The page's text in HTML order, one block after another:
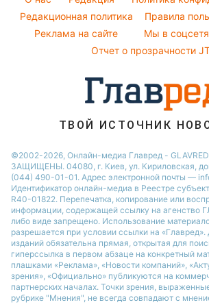
Кейт Миддлтон
Алла Пугачева
Погода на завтра
Пылевая буря
Редакционная политика
Правила
Реклама на сайте
Мы в
Отчет о прозрачности
ТВОЙ ИСТОЧНИК
©2002-2026, Онлайн-медиа Главред -
ЗАЩИЩЕНЫ. 04080, г. Киев, ул. Кириловская,
(044) 490-01-01. Адрес электронной почты —
Идентификатор онлайн-медиа в Реестре
R40-01822. Перепечатка, копирование или
информации, содержащей ссылку на агенство
либо виде запрещено. Использование
разрешается при условии ссылки на «Главред».
изданий обязательна прямая, открытая для
гиперссылка в первом абзаце на конкретный
плашками «Реклама», «Новости компаний»,
зрения», «Официально» публикуются на
партнерских началах. Точки зрения,
рубрике "Мнения", не всегда совпадают с